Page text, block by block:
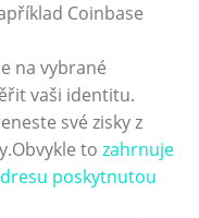
Coinbase
na vybrané
vaši identitu.
své zisky z
to zahrnuje
poskytnutou